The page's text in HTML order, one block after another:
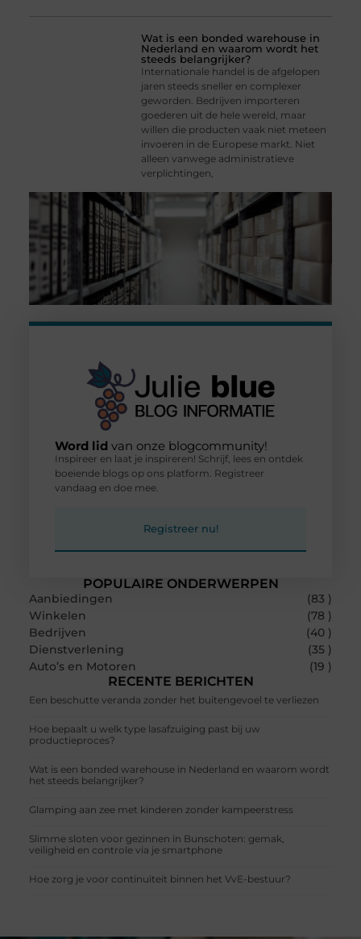
Wat is een bonded warehouse in
Nederland en waarom wordt het
steeds belangrijker?
Internationale handel is de afgelopen
jaren steeds sneller en complexer
geworden. Bedrijven importeren
goederen uit de hele wereld, maar
willen die producten vaak niet meteen
invoeren in de Europese markt. Niet
alleen vanwege administratieve
verplichtingen,
POPULAIRE ONDERWERPEN
Aanbiedingen
(83 )
Winkelen
(78 )
Bedrijven
(40 )
Dienstverlening
(35 )
Auto’s en Motoren
(19 )
RECENTE BERICHTEN
Een beschutte veranda zonder het buitengevoel te verliezen
Hoe bepaalt u welk type lasafzuiging past bij uw
productieproces?
Wat is een bonded warehouse in Nederland en waarom wordt
het steeds belangrijker?
Glamping aan zee met kinderen zonder kampeerstress
Slimme sloten voor gezinnen in Bunschoten: gemak,
veiligheid en controle via je smartphone
Hoe zorg je voor continuïteit binnen het VvE-bestuur?
Word lid van onze blogcommunity!
Inspireer en laat je inspireren! Schrijf, lees en ontdek
boeiende blogs op ons platform. Registreer
vandaag en doe mee.
Registreer nu!